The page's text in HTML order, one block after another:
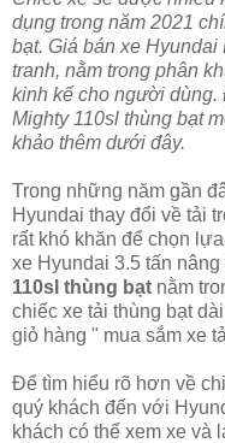
dụng trong năm 2021
bạt. Giá bán xe Hyundai
tranh, nằm trong phân
kinh kế cho người
Mighty 110sl thùng bạt
khảo thêm dưới đây.
Trong những năm gần
Hyundai thay đổi về tải
rất khó khăn để chọn
xe Hyundai 3.5 tấn
110sl thùng bạt nằm
chiếc xe tải thùng bạt
giỏ hàng " mua sắm xe
Để tìm hiểu rõ hơn về
quý khách đến với
khách có thể xem xe và